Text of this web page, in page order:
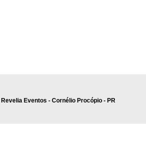
Revelia Eventos - Cornélio Procópio - PR